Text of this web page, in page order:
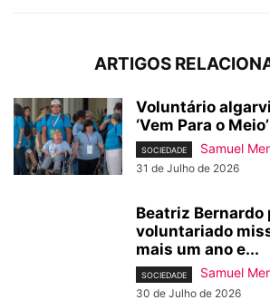
ARTIGOS
Voluntário
‘Vem Para o
SOCIEDADE Samuel
31 de Julho de 2026
Beatriz Bernardo
voluntariado
mais um ano e...
SOCIEDADE Samuel
30 de Julho de 2026